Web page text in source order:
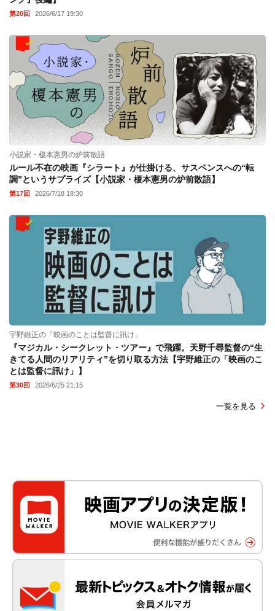
第20回 2026/6/17 19:30
小説家・榎本憲男の炉前散語
ルール不在の映画『シラート』が仕掛ける、サスペンスへの“転
調”というサプライズ【小説家・榎本憲男の炉前散語】
第17回 2026/7/18 18:30
宇野維正の「映画のことは監督に訊け」
『マジカル・シークレット・ツアー』で飛躍。天野千尋監督の“生
きてる人間のリアリティ”を切り取る方法【宇野維正の「映画のこ
とは監督に訊け」】
第30回 2026/6/25 21:15
一覧を見る